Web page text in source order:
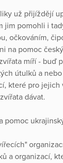
už přijíždějí
jim pomohli i
očkováním,
na pomoc
míří - buď
útulků a
které pro jejich
dávat.
pomoc
a organizací,